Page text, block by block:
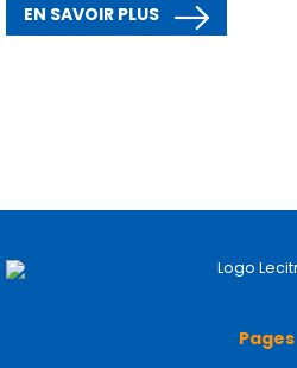
EN SAVOIR PLUS
Pages